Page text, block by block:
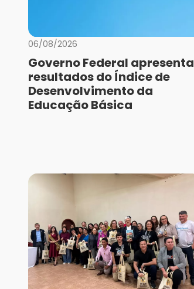
06/08/2026
Governo Federal apresenta
resultados do Índice de
Desenvolvimento da
Educação Básica